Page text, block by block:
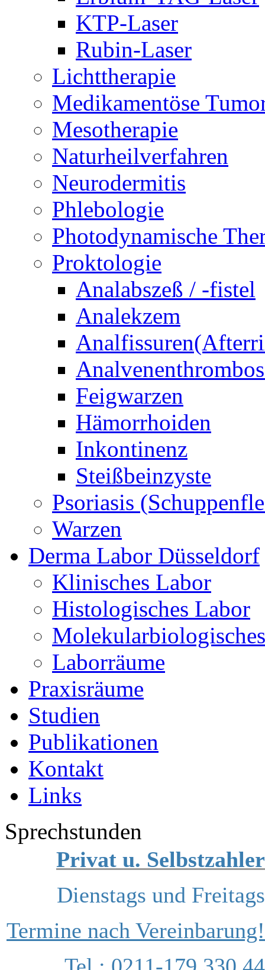
KTP-Laser
Rubin-Laser
Lichttherapie
Medikamentöse
Mesotherapie
Naturheilverfahren
Neurodermitis
Phlebologie
Photodynamische
Proktologie
Analabszeß / -fistel
Analekzem
Feigwarzen
Hämorrhoiden
Inkontinenz
Steißbeinzyste
Psoriasis
Warzen
Derma Labor Düsseldorf
Klinisches Labor
Histologisches Labor
Laborräume
Praxisräume
Studien
Publikationen
Kontakt
Links
Sprechstunden
Privat u. Selbstzahler
Dienstags und Freitags
Termine nach Vereinbarung!